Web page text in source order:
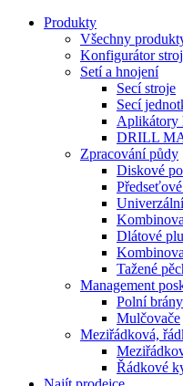
Produkty
Všechny
Konfigurátor
Setí a hnojení
Secí stroje
Secí
Aplikátory
DRILL
Zpracování půdy
Diskové
Dlátové
Tažené
Management
Polní brány
Mulčovače
Meziřádková,
Řádkové